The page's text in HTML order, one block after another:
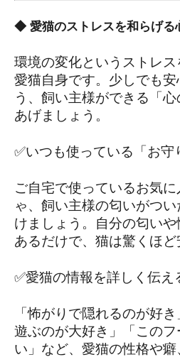
◆ 愛猫のストレスを和らげる
環境の変化というストレス
愛猫自身です。少しでも安
う、飼い主様ができる「
あげましょう。
✅いつも使っている「お守
ご自宅で使っているお気
ゃ、飼い主様の匂いがつ
けましょう。自分の匂い
あるだけで、猫は驚くほ
✅愛猫の情報を詳しく伝え
「怖がりで隠れるのが好
遊ぶのが大好き」「この
い」など、愛猫の性格や